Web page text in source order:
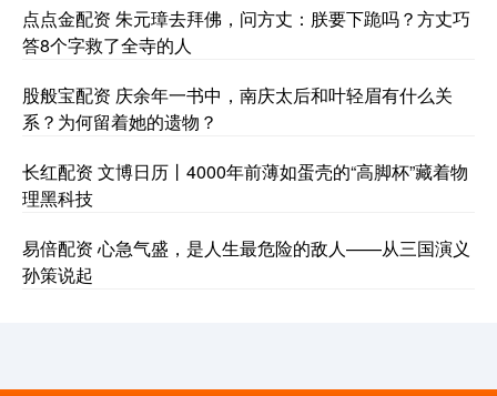
点点金配资 朱元璋去拜佛，问方丈：朕要下跪吗？方丈巧
答8个字救了全寺的人
股般宝配资 庆余年一书中，南庆太后和叶轻眉有什么关
系？为何留着她的遗物？
长红配资 文博日历丨4000年前薄如蛋壳的“高脚杯”藏着物
理黑科技
易倍配资 心急气盛，是人生最危险的敌人——从三国演义
孙策说起